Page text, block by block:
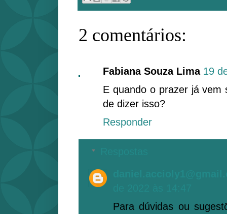
2 comentários:
Fabiana Souza Lima 19
E quando o prazer já vem
de dizer isso?
Responder
Para dúvidas ou